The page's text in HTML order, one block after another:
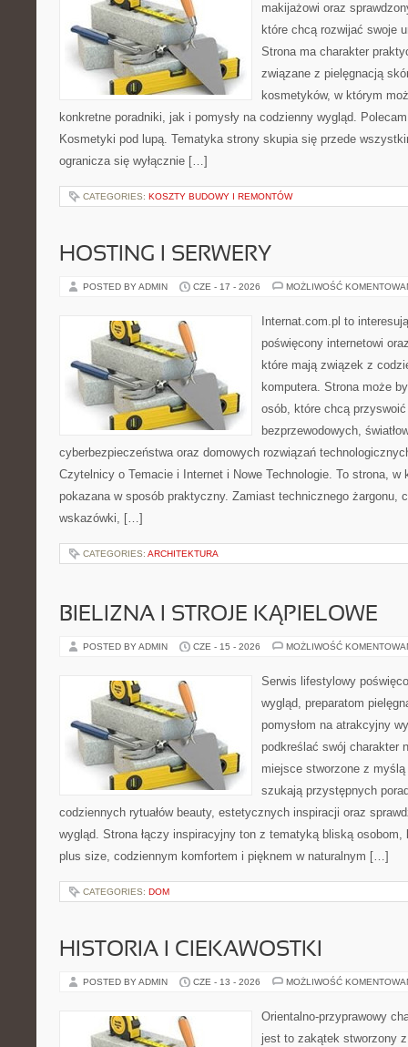
makijażowi oraz
które chcą rozwijać swoje
Strona ma charakter
związane z pielęgnacją
kosmetyków, w którym
konkretne poradniki, jak i pomysły na codzienny wygląd.
Kosmetyki pod lupą. Tematyka strony skupia się przede
ogranicza się wyłącznie […]
CATEGORIES: KOSZTY BUDOWY I REMONTÓW
HOSTING I SERWERY
POSTED BY ADMIN CZE - 17 - 2026 MOŻLIWOŚĆ
Internat.com.pl to
poświęcony internetowi
które mają związek z
komputera. Strona może
osób, które chcą
bezprzewodowych,
cyberbezpieczeństwa oraz domowych rozwiązań
Czytelnicy o Temacie i Internet i Nowe Technologie. To strona, w
pokazana w sposób praktyczny. Zamiast technicznego żargonu,
wskazówki, […]
CATEGORIES: ARCHITEKTURA
BIELIZNA I STROJE KĄPIELOWE
POSTED BY ADMIN CZE - 15 - 2026 MOŻLIWOŚĆ
Serwis lifestylowy
wygląd, preparatom
pomysłom na atrakcyjny
podkreślać swój charakter
miejsce stworzone z
szukają przystępnych
codziennych rytuałów beauty, estetycznych inspiracji oraz
wygląd. Strona łączy inspiracyjny ton z tematyką bliską osobom,
plus size, codziennym komfortem i pięknem w naturalnym […]
CATEGORIES: DOM
HISTORIA I CIEKAWOSTKI
POSTED BY ADMIN CZE - 13 - 2026 MOŻLIWOŚĆ
Orientalno-przyprawowy
jest to zakątek stworzony